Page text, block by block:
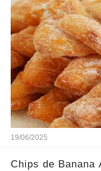
19/06/2025
Chips de Banana